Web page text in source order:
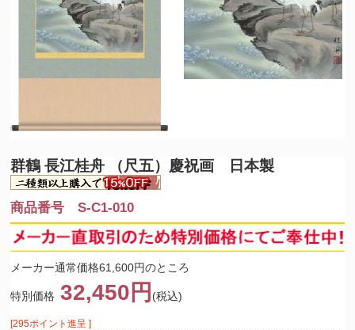
群鶴 長江桂舟 （尺五）慶祝画 日本製
商品番号 S-C1-010
メーカー通常価格61,600円のところ
特別価格 32,450円 (税込)
[295ポイント進呈 ]